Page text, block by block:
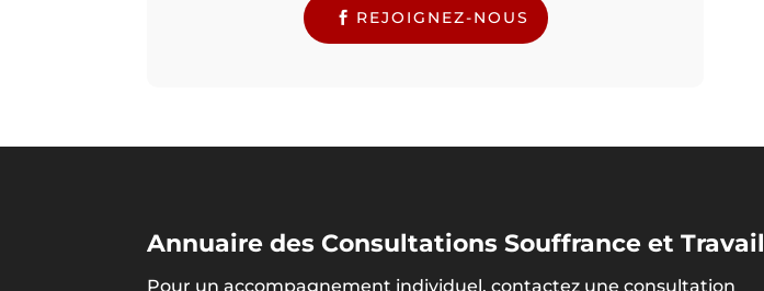
REJOIGNEZ-NOUS
Annuaire des Consultations Souffrance et Travail
Pour un accompagnement individuel, contactez une consultation